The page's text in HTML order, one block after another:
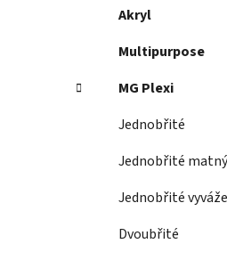
a
r
Akryl
Multipurpose
MG Plexi
Jednobřité
Jednobřité
Jednobřité
Dvoubřité